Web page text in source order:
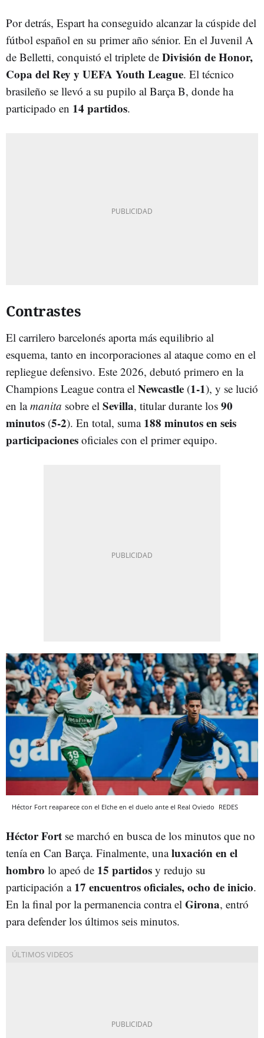
Por detrás, Espart ha conseguido alcanzar la cúspide del
fútbol español en su primer año sénior. En el Juvenil A
de Belletti, conquistó el triplete de División de Honor,
Copa del Rey y UEFA Youth League. El técnico
brasileño se llevó a su pupilo al Barça B, donde ha
participado en 14 partidos.
Contrastes
El carrilero barcelonés aporta más equilibrio al
esquema, tanto en incorporaciones al ataque como en el
repliegue defensivo. Este 2026, debutó primero en la
Champions League contra el Newcastle (1-1), y se lució
en lamanita sobre el Sevilla, titular durante los 90
minutos (5-2). En total, suma 188 minutos en seis
participaciones oficiales con el primer equipo.
Héctor Fort reaparece con el Elche en el duelo ante el Real Oviedo REDES
Héctor Fort se marchó en busca de los minutos que no
tenía en Can Barça. Finalmente, unaluxación en el
hombro lo apeó de 15 partidos y redujo su
participación a 17 encuentros oficiales, ocho de inicio.
En la final por la permanencia contra el Girona, entró
para defender los últimos seis minutos.